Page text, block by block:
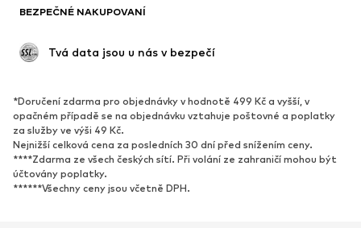
Upcyklace
Nové
Oblíbené
Tenisky
Lodičky & boty na podpatku
Kozačky
Sandály
BEZPEČNÉ NAKUPOVANÍ
Tvá data jsou u nás v bezpečí
*Doručení zdarma pro objednávky v hodnotě 499 Kč a vyšší, v
opačném případě se na objednávku vztahuje poštovné a poplatky
za služby ve výši 49 Kč.
Nejnižší celková cena za posledních 30 dní před snížením ceny.
****Zdarma ze všech českých sítí. Při volání ze zahraničí mohou být
účtovány poplatky.
******Všechny ceny jsou včetně DPH.